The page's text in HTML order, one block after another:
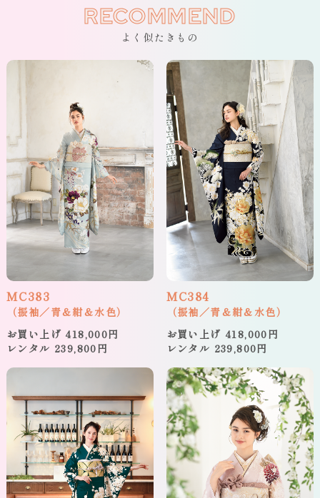
RECOMMEND
よく似たきもの
MC383
（振袖／青＆紺＆水色）
お買い上げ 418,000円
レンタル 239,800円
MC384
（振袖／青＆紺＆水色）
お買い上げ 418,000円
レンタル 239,800円